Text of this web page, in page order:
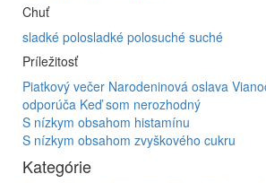
Chuť
sladké polosladké polosuché suché
Príležitosť
Piatkový večer Narodeninová oslava
odporúča Keď som nerozhodný
S nízkym obsahom histamínu
S nízkym obsahom zvyškového cukru
Kategórie